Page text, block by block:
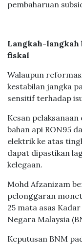
seterusnya
Langkah-langkah
Walaupun
kestabilan jangka
Kesan
bahan api RON95
elektrik ke atas
dapat dipastikan
Mohd Afzanizam
pelonggaran
25 mata asas Kadar